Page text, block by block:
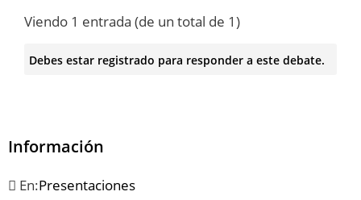
Viendo 1 entrada (de un total de 1)
Debes estar registrado para responder a este debate.
Información
En:Presentaciones